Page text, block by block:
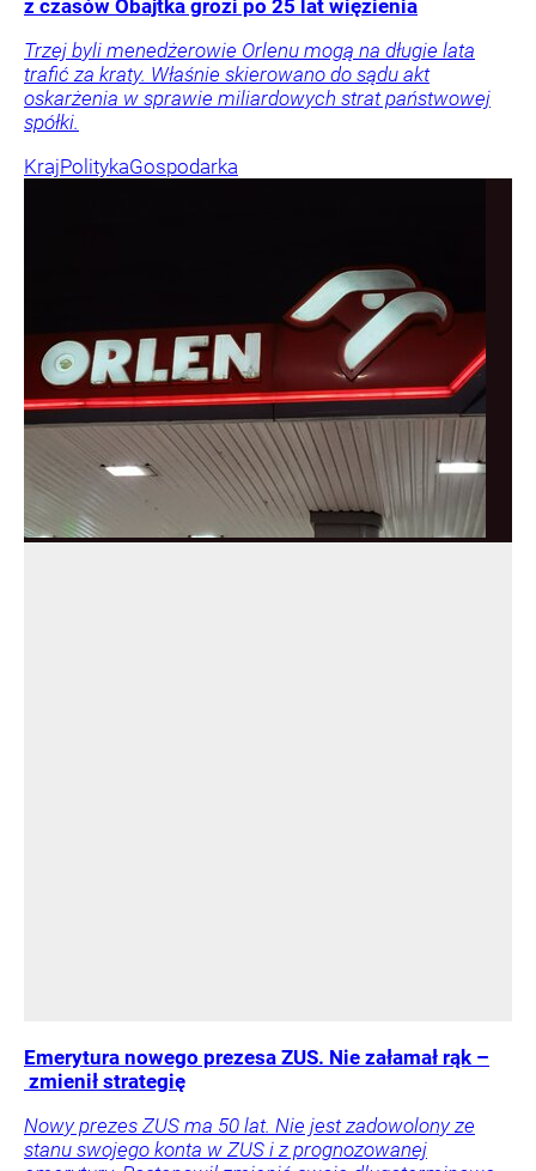
z czasów Obajtka grozi po 25 lat więzienia
Trzej byli menedżerowie Orlenu mogą na długie lata
trafić za kraty. Właśnie skierowano do sądu akt
oskarżenia w sprawie miliardowych strat państwowej
spółki.
KrajPolitykaGospodarka
Emerytura nowego prezesa ZUS. Nie załamał rąk –
zmienił strategię
Nowy prezes ZUS ma 50 lat. Nie jest zadowolony ze
stanu swojego konta w ZUS i z prognozowanej